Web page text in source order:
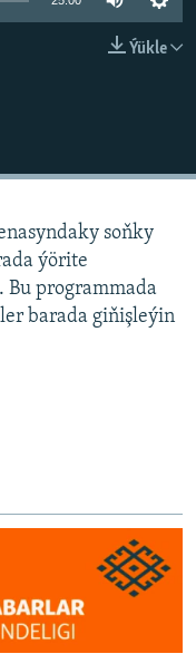
Ýükle
soňky
ýörite
programmada
barada giňişleýin